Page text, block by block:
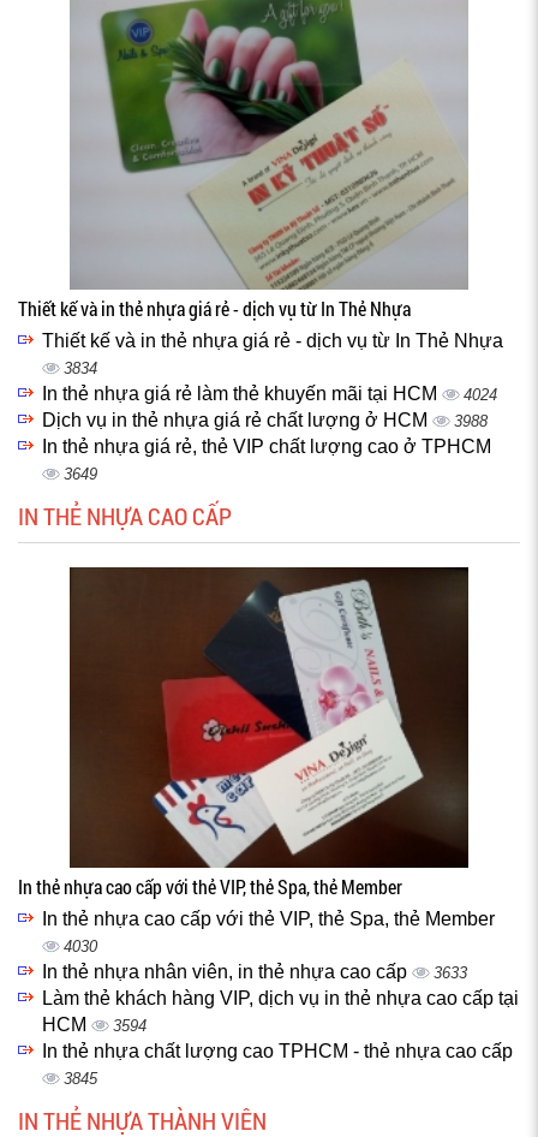
Thiết kế và in thẻ nhựa giá rẻ - dịch vụ từ In Thẻ Nhựa
Thiết kế và in thẻ nhựa giá rẻ - dịch vụ từ In Thẻ Nhựa
3834
In thẻ nhựa giá rẻ làm thẻ khuyến mãi tại HCM 4024
Dịch vụ in thẻ nhựa giá rẻ chất lượng ở HCM 3988
In thẻ nhựa giá rẻ, thẻ VIP chất lượng cao ở TPHCM
3649
IN THẺ NHỰA CAO CẤP
In thẻ nhựa cao cấp với thẻ VIP, thẻ Spa, thẻ Member
In thẻ nhựa cao cấp với thẻ VIP, thẻ Spa, thẻ Member
4030
In thẻ nhựa nhân viên, in thẻ nhựa cao cấp 3633
Làm thẻ khách hàng VIP, dịch vụ in thẻ nhựa cao cấp tại
HCM
3594
In thẻ nhựa chất lượng cao TPHCM - thẻ nhựa cao cấp
3845
IN THẺ NHỰA THÀNH VIÊN